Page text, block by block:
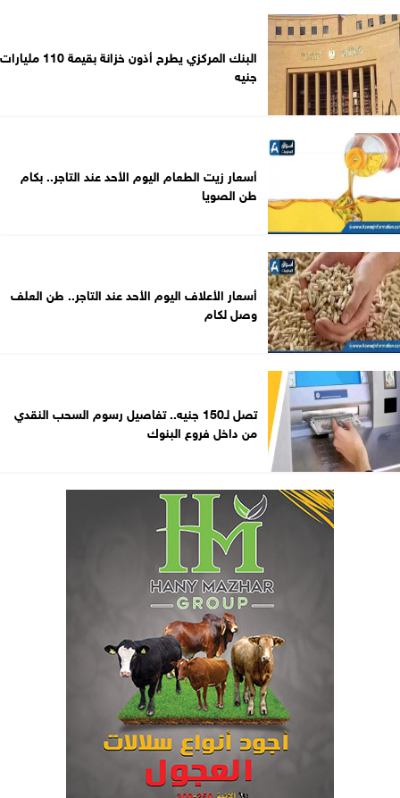
البنك المركزي يطرح أذون خزانة بقيمة 110 مليارات
جنيه
أسعار زيت الطعام اليوم الأحد عند التاجر.. بكام
طن الصويا
أسعار الأعلاف اليوم الأحد عند التاجر.. طن العلف
وصل لكام
تصل لـ150 جنيه.. تفاصيل رسوم السحب النقدي
من داخل فروع البنوك